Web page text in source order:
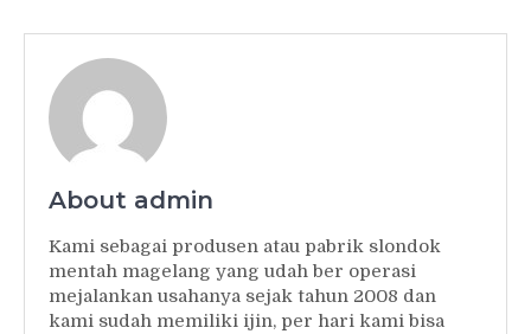
About admin
Kami sebagai produsen atau pabrik slondok
mentah magelang yang udah ber operasi
mejalankan usahanya sejak tahun 2008 dan
kami sudah memiliki ijin, per hari kami bisa